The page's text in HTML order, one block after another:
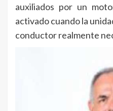
auxiliados por un
activado cuando la
conductor realmente